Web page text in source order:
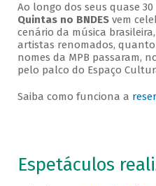
Ao longo dos seus quase
Quintas no BNDESvem
cenário da música
artistas renomados,
nomes da MPB passaram,
pelo palco do Espaço
Saiba como funciona a
Espetáculos